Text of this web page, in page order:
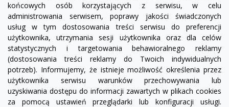
złoty
Lampa wisząca glamour RING LUXURY 110 złota
3 799,00 zł
DODAJ DO KOSZYKA
końcowych osób korzystających z serwisu, w celu
administrowania serwisem, poprawy jakości świadczonych
usług w tym dostosowania treści serwisu do preferencji
użytkownika, utrzymania sesji użytkownika oraz dla celów
statystycznych i targetowania behawioralnego reklamy
(dostosowania treści reklamy do Twoich indywidualnych
potrzeb). Informujemy, że istnieje możliwość określenia przez
użytkownika serwisu warunków przechowywania lub
uzyskiwania dostępu do informacji zawartych w plikach cookies
za pomocą ustawień przeglądarki lub konfiguracji usługi.